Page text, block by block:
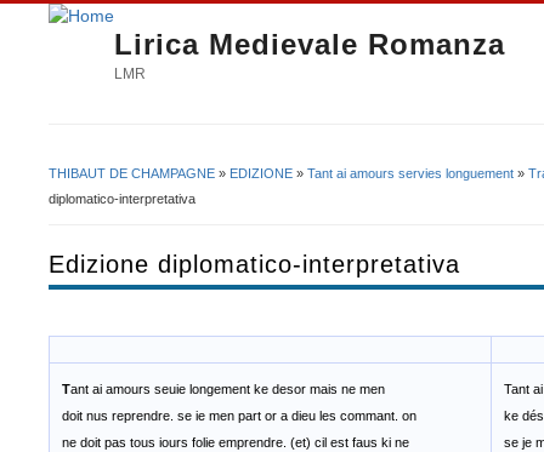
Lirica Medievale Romanza
LMR
Tu sei qui
THIBAUT DE CHAMPAGNE » EDIZIONE » Tant ai amours servies longuement »
diplomatico-interpretativa
Edizione diplomatico-interpretativa
Tant ai amours seuie longement ke desor mais ne men
doit nus reprendre. se ie men part or a dieu les commant. on
ne doit pas tous iours folie emprendre. (et) cil est faus ki ne
Tant
ke
se je